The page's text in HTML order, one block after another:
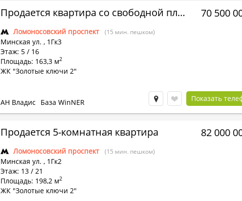
Продается квартира со свободной планировкой
Ломоносовский проспект (15 мин. пешком)
Минская ул. , 1Гк3
Этаж: 5 / 16
Площадь: 163,3 м2
ЖК "Золотые ключи 2"
70 500
АН Владис База WinNER Показать
Продается 5-комнатная квартира
Ломоносовский проспект (15 мин. пешком)
Минская ул. , 1Гк2
Этаж: 13 / 21
Площадь: 198,2 м2
ЖК "Золотые ключи 2"
82 000